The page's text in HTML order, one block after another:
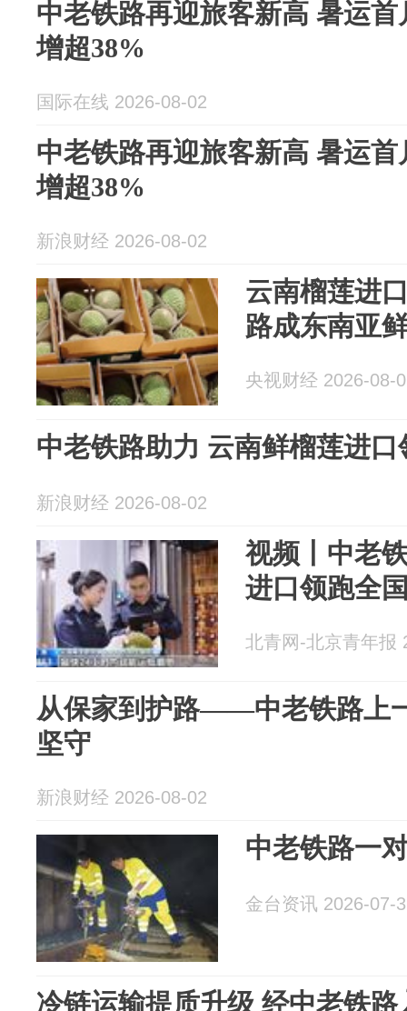
中老铁路再迎旅客新高 暑运
增超38%
国际在线 2026-08-02
中老铁路再迎旅客新高 暑运
增超38%
新浪财经 2026-08-02
云南榴莲进
路成东南亚
央视财经 2026-08-
中老铁路助力 云南鲜榴莲进口
新浪财经 2026-08-02
视频丨中老
进口领跑全
北青网-北京青年报
从保家到护路——中老铁路上
坚守
新浪财经 2026-08-02
中老铁路一
金台资讯 2026-07-
冷链运输提质升级 经中老铁